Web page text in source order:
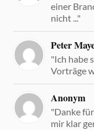
einer
nicht ..."
Peter
"Ich habe
Vorträge
Anonym
"Danke
mir klar